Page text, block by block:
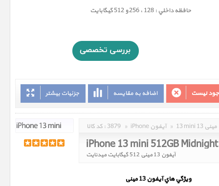
حافظه داخلي : 128 ، 256 و 512 گيگابايت
جزئیات بیشتر اضافه به مقایسه نیست
کد کالا : 3879 » iPhone آیفون » 13 mini 13 مینی
iPhone 13 mini 512GB Midnight
آیفون 13 مینی 512 گیگابایت میدنایت
ويژگي هاي آيفون 13
مینی